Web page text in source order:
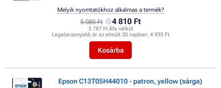
5 085 Ft 4 810 Ft
3 787 Ft Áfa nélkül
Legalacsonyabb ár az elmúlt 30 napban: 4 935 Ft
Kosárba
Melyik nyomtatókhoz alkalmas a termék?
Epson C13T05H44010 - patron, yellow (sárga)